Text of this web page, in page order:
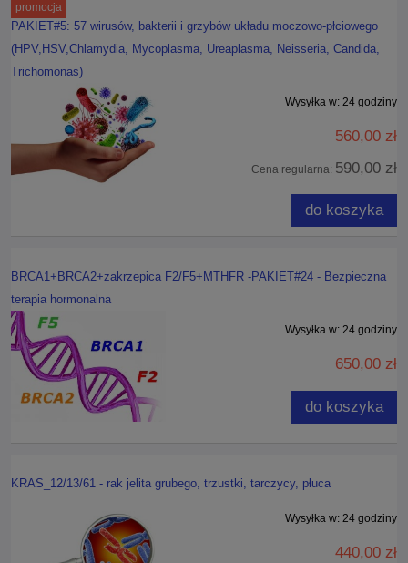
PAKIET#5: 57 wirusów, bakterii i grzybów układu moczowo-płciowego
(HPV,HSV,Chlamydia, Mycoplasma, Ureaplasma, Neisseria, Candida,
Trichomonas)
Wysyłka w: 24 godziny
560,00 zł
Cena regularna: 590,00 zł
do koszyka
promocja
BRCA1+BRCA2+zakrzepica F2/F5+MTHFR -PAKIET#24 - Bezpieczna
terapia hormonalna
Wysyłka w: 24 godziny
650,00 zł
do koszyka
KRAS_12/13/61 - rak jelita grubego, trzustki, tarczycy, płuca
Wysyłka w: 24 godziny
440,00 zł